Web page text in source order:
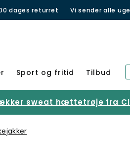
dages returret Vi sender alle
Sport og fritid Tilbud
sweat hættetrøje fra